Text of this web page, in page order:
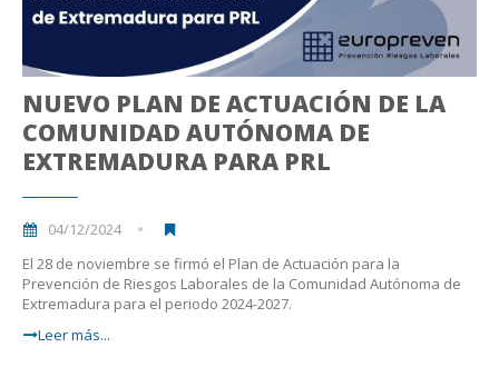
NUEVO PLAN DE ACTUACIÓN DE LA
COMUNIDAD AUTÓNOMA DE
EXTREMADURA PARA PRL
04/12/2024
El 28 de noviembre se firmó el Plan de Actuación para la
Prevención de Riesgos Laborales de la Comunidad Autónoma de
Extremadura para el periodo 2024-2027.
Leer más...